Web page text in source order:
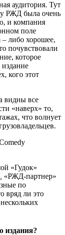
аудитория. Тут
у РЖД была очень
и компания
поле
– либо хорошее,
почувствовали
которое
издание
кого этот
видны все
«наверх» то,
что волнует
«Гудок»
, «РЖД-партнер»
по
вряд ли это
издания?